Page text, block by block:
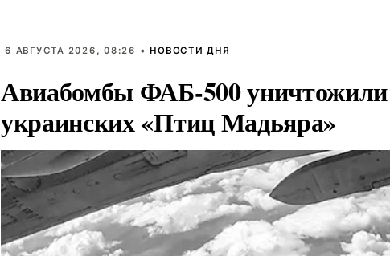
6 АВГУСТА 2026, 08:26 • НОВОСТИ ДНЯ
Авиабомбы ФАБ-500 уничтожили
украинских «Птиц Мадьяра»